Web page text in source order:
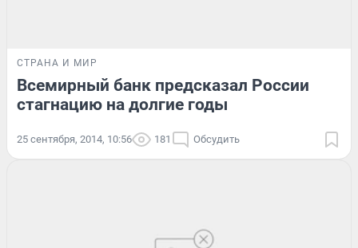
СТРАНА И МИР
Всемирный банк предсказал России
стагнацию на долгие годы
25 сентября, 2014, 10:56 181 Обсудить